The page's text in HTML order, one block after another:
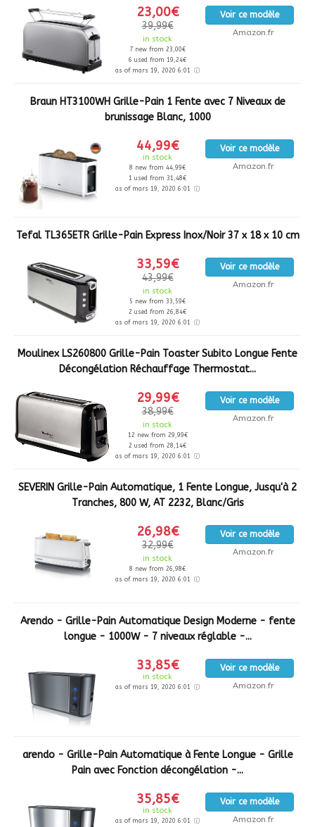
23,00€
39,99€
in stock
7 new from 23,00€
6 used from 19,24€
as of mars 19, 2020 6:01
Voir ce modèle
Amazon.fr
Braun HT3100WH Grille-Pain 1 Fente avec 7 Niveaux de
brunissage Blanc, 1000
44,99€
in stock
8 new from 44,99€
1 used from 31,48€
as of mars 19, 2020 6:01
Voir ce modèle
Amazon.fr
Tefal TL365ETR Grille-Pain Express Inox/Noir 37 x 18 x 10 cm
33,59€
43,99€
in stock
5 new from 33,59€
2 used from 26,84€
as of mars 19, 2020 6:01
Voir ce modèle
Amazon.fr
Moulinex LS260800 Grille-Pain Toaster Subito Longue Fente
Décongélation Réchauffage Thermostat...
29,99€
38,99€
in stock
12 new from 29,99€
2 used from 28,14€
as of mars 19, 2020 6:01
Voir ce modèle
Amazon.fr
SEVERIN Grille-Pain Automatique, 1 Fente Longue, Jusqu'à 2
Tranches, 800 W, AT 2232, Blanc/Gris
26,98€
32,99€
in stock
8 new from 26,98€
as of mars 19, 2020 6:01
Voir ce modèle
Amazon.fr
Arendo - Grille-Pain Automatique Design Moderne - fente
longue - 1000W - 7 niveaux réglable -...
33,85€
in stock
as of mars 19, 2020 6:01
Voir ce modèle
Amazon.fr
arendo - Grille-Pain Automatique à Fente Longue - Grille
Pain avec Fonction décongélation -...
35,85€
in stock
as of mars 19, 2020 6:01
Voir ce modèle
Amazon.fr